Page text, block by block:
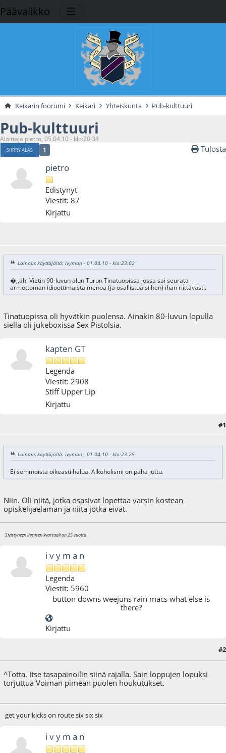
Päävalikko
Keikarin foorumi Keikari Yhteiskunta Pub-kulttuuri
Pub-kulttuuri
Aloittaja pietro, 05.04.10 - klo:20:34
SIIRRY ALAS 1 Tulosta
pietro
Edistynyt
Viestit: 87
Kirjattu
Lainaus käyttäjältä: ivyman - 01.04.10 - klo:23:02
�,,äh. Vietin 90-luvun alun Turun Tinatuopissa jossa sai seurata
armottoman idioottimaista menoa (ja osallistua siihen) ihan riittävästi.
Tinatuopissa oli hyvätkin puolensa. Ainakin 80-luvun lopulla
siellä oli jukeboxissa Sex Pistolsia.
kapten GT
Legenda
Viestit: 2908
Stiff Upper Lip
Kirjattu
#1
Lainaus käyttäjältä: ivyman - 01.04.10 - klo:23:25
Ei semmoista oikeasti halua. Alkoholismi on paha juttu.
Niin. Oli niitä, jotka osasivat lopettaa varsin kostean
opiskelijaelämän ja niitä jotka eivät.
Sivistyneen ihmisen kvartaali on 25 vuotta
i v y m a n
Legenda
Viestit: 5960
button downs weejuns rain macs what else is
there?
Kirjattu
#2
^Totta. Itse tasapainoilin siinä rajalla. Sain loppujen lopuksi
torjuttua Voiman pimeän puolen houkutukset.
get your kicks on route six six six
i v y m a n